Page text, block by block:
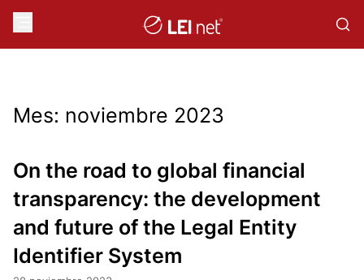
Mes: noviembre 2023
On the road to global financial
transparency: the development
and future of the Legal Entity
Identifier System